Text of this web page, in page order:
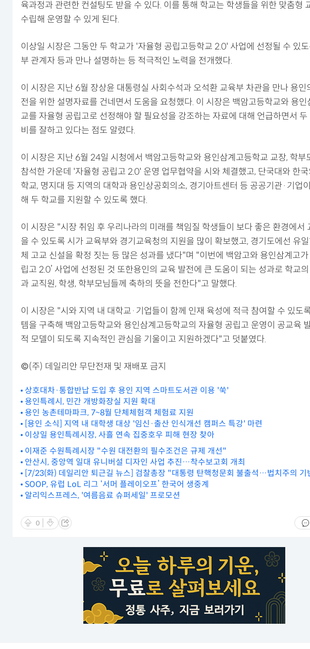
육과정과 관련한 컨설팅도 받을 수 있다. 이를 통해 학교는 학생들을 위한 맞춤형
수립해 운영할 수 있게 된다.
이상일 시장은 그동안 두 학교가 '자율형 공립고등학교 2.0' 사업에 선정될 수 있
부 관계자 등과 만나 설명하는 등 적극적인 노력을 전개했다.
이 시장은 지난 6월 장상윤 대통령실 사회수석과 오석환 교육부 차관을 만나 용인
전을 위한 설명자료를 건네면서 도움을 요청했다. 이 시장은 백암고등학교와 용
교를 자율형 공립고로 선정해야 할 필요성을 강조하는 자료에 대해 언급하면서 두
비를 잘하고 있다는 점도 알렸다.
이 시장은 지난 6월 24일 시청에서 백암고등학교와 용인삼계고등학교 교장, 학부
참석한 가운데 '자율형 공립고 2.0' 운영 업무협약을 시와 체결했고, 단국대와 한
학교, 명지대 등 지역의 대학과 용인상공회의소, 경기아트센터 등 공공기관·기업
해 두 학교를 지원할 수 있도록 했다.
이 시장은 "시장 취임 후 우리나라의 미래를 책임질 학생들이 보다 좋은 환경에서
을 수 있도록 시가 교육부와 경기교육청의 지원을 많이 확보했고, 경기도에선 유
체 고교 신설을 확정 짓는 등 많은 성과를 냈다"며 "이번에 백암고와 용인삼계고가
립고 2.0’ 사업에 선정된 것 또한용인의 교육 발전에 큰 도움이 되는 성과로 학교
과 교직원, 학생, 학부모님들께 축하의 뜻을 전한다"고 말했다.
이 시장은 "시와 지역 내 대학교·기업들이 함께 인재 육성에 적극 참여할 수 있도
템을 구축해 백암고등학교와 용인삼계고등학교의 자율형 공립고 운영이 공교육
적 모델이 되도록 지속적인 관심을 기울이고 지원하겠다"고 덧붙였다.
©(주) 데일리안 무단전재 및 재배포 금지
상호대차·통합반납 도입 후 용인 지역 스마트도서관 이용 '쑥'
용인특례시, 민간 개방화장실 지원 확대
용인 농촌테마파크, 7~8월 단체체험객 체험료 지원
[용인 소식] 지역 내 대학생 대상 '임신·출산 인식개선 캠퍼스 특강' 마련
이상일 용인특례시장, 사흘 연속 집중호우 피해 현장 찾아
이재준 수원특례시장 "수원 대전환의 필수조건은 규제 개선"
안산시, 중앙역 일대 유니버설 디자인 사업 추진…착수보고회 개최
[7/23(화) 데일리안 퇴근길 뉴스] 검찰총장 "대통령 탄핵청문회 불출석…법치주의 기
SOOP, 유럽 LoL 리그 ‘서머 플레이오프’ 한국어 생중계
알리익스프레스, '여름음료 슈퍼세일' 프로모션
0